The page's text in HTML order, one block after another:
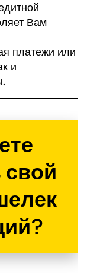
Вам
платежи или
и
свой